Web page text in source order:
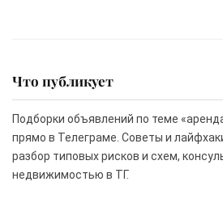
Что публикует
Подборки объявлений по теме
прямо в Телеграме. Советы и
разбор типовых рисков и схем,
недвижимостью в ТГ.